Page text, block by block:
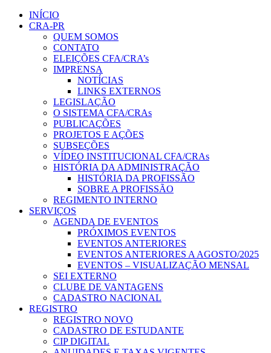
INÍCIO
CRA-PR
QUEM SOMOS
CONTATO
ELEIÇÕES CFA/CRA’s
IMPRENSA
NOTÍCIAS
LINKS EXTERNOS
LEGISLAÇÃO
O SISTEMA CFA/CRAs
PUBLICAÇÕES
PROJETOS E AÇÕES
SUBSEÇÕES
VÍDEO INSTITUCIONAL CFA/CRAs
HISTÓRIA DA ADMINISTRAÇÃO
HISTÓRIA DA PROFISSÃO
SOBRE A PROFISSÃO
REGIMENTO INTERNO
SERVIÇOS
AGENDA DE EVENTOS
PRÓXIMOS EVENTOS
EVENTOS ANTERIORES
EVENTOS ANTERIORES A AGOSTO/2025
EVENTOS – VISUALIZAÇÃO MENSAL
SEI EXTERNO
CLUBE DE VANTAGENS
CADASTRO NACIONAL
REGISTRO
REGISTRO NOVO
CADASTRO DE ESTUDANTE
CIP DIGITAL